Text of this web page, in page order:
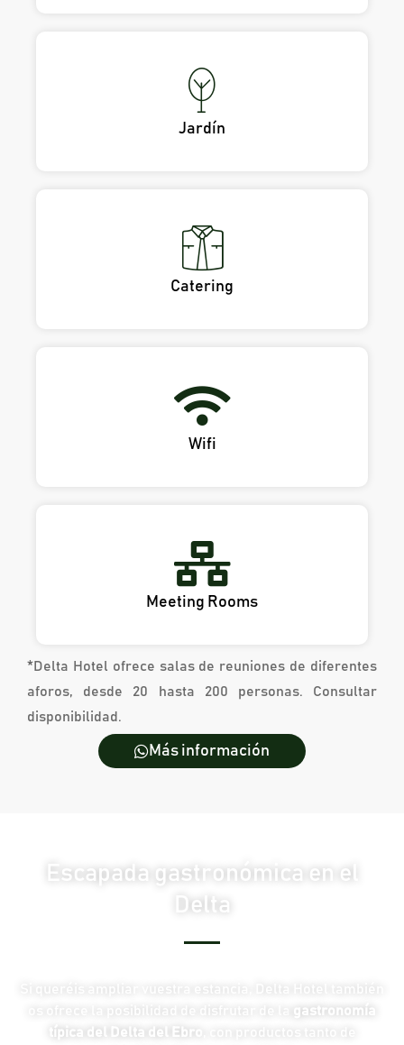
Jardín
Catering
Wifi
Meeting Rooms
*Delta Hotel ofrece salas de reuniones de diferentes
aforos, desde 20 hasta 200 personas. Consultar
disponibilidad.
Más información
Escapada gastronómica en el
Delta
gastronomía
típica del Delta del Ebro